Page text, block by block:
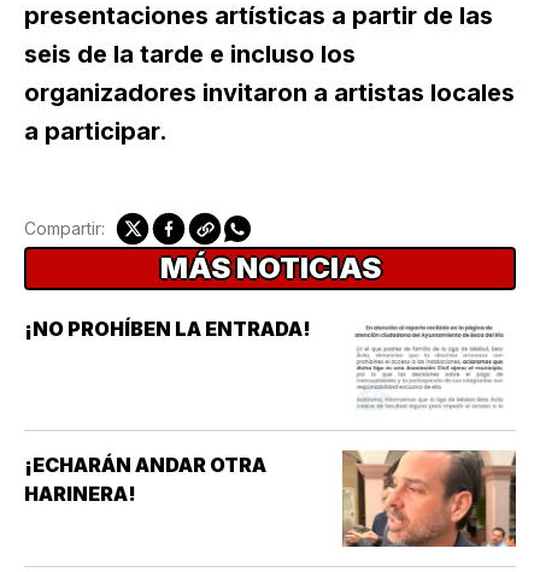
presentaciones artísticas a partir de las
seis de la tarde e incluso los
organizadores invitaron a artistas locales
a participar.
Compartir:
MÁS NOTICIAS
¡NO PROHÍBEN LA ENTRADA!
¡ECHARÁN ANDAR OTRA
HARINERA!